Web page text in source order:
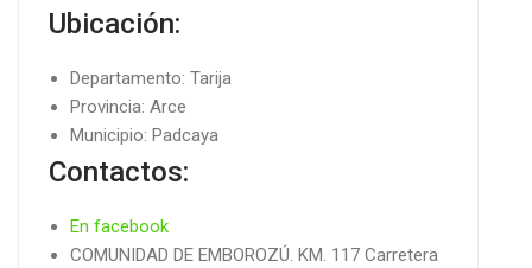
Ubicación:
Departamento: Tarija
Provincia: Arce
Municipio: Padcaya
Contactos:
En facebook
COMUNIDAD DE EMBOROZÚ. KM. 117 Carretera